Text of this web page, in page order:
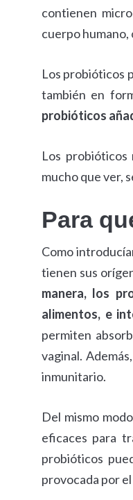
contienen
cuerpo humano,
Los probióticos
también en
probióticos
Los
mucho que ver,
Para
Como
tienen sus
manera, los
alimentos, e
permiten
vaginal.
inmunitario.
Del mismo
eficaces para
probióticos
provocada por